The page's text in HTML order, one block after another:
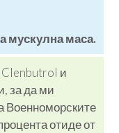
мускулна маса.
и
за да ми
Военноморските
отиде от